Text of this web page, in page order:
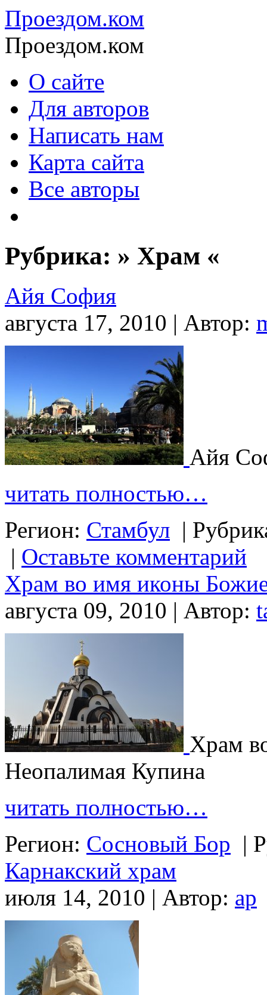
Проездом.ком
Проездом.ком
О сайте
Для авторов
Написать нам
Карта сайта
Все авторы
Рубрика: » Храм «
Айя София
августа 17, 2010 | Автор:
Айя
читать полностью…
Регион: Стамбул |
| Оставьте комментарий
Храм во имя иконы
августа 09, 2010 | Автор:
Храм
Неопалимая Купина
читать полностью…
Регион: Сосновый Бор |
Карнакский храм
июля 14, 2010 | Автор: ap